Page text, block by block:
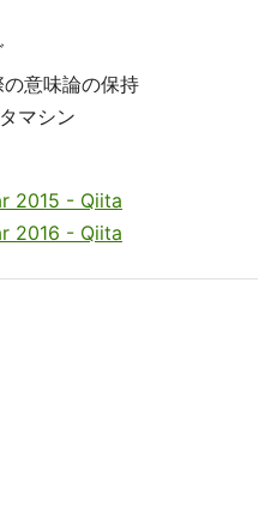
意味論の保持
マシン
2015 - Qiita
2016 - Qiita